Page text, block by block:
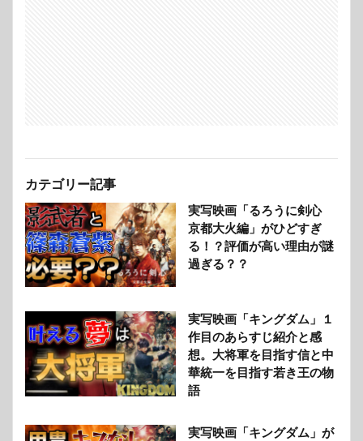
カテゴリー記事
実写映画「るろうに剣心
京都大火編」がひどすぎ
る！？評価が高い理由が謎
過ぎる？？
実写映画「キングダム」１
作目のあらすじ紹介と感
想。大将軍を目指す信と中
華統一を目指す若き王の物
語
実写映画「キングダム」が